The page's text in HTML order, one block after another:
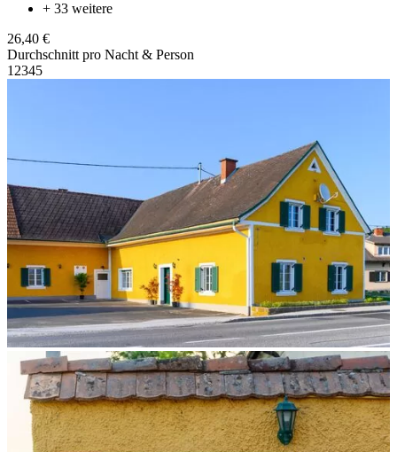
+ 33 weitere
26,40 €
Durchschnitt pro Nacht & Person
1 2345